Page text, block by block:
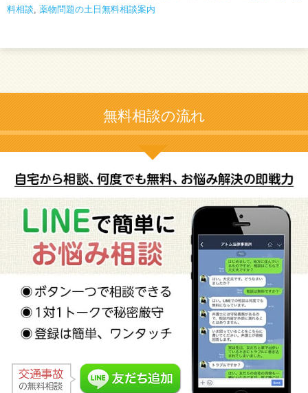
料相談, 薬物問題の土日無料相談案内
無料相談の流れ